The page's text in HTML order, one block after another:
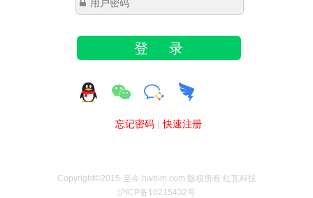
登 录
忘记密码 | 快速注册
Copyright©2015-至今 hwbim.com 版权所有 红瓦科技
沪ICP备10215432号